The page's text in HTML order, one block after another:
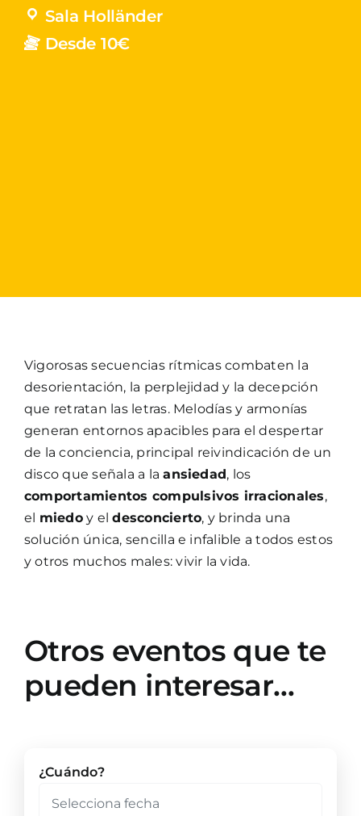
Sala Holländer
Desde 10€
Vigorosas secuencias rítmicas combaten la
desorientación, la perplejidad y la decepción
que retratan las letras. Melodías y armonías
generan entornos apacibles para el despertar
de la conciencia, principal reivindicación de un
disco que señala a laansiedad, los
comportamientos compulsivos irracionales,
el miedoy eldesconcierto, y brinda una
solución única, sencilla e infalible a todos estos
y otros muchos males: vivir la vida.
Otros eventos que te
pueden interesar…
¿Cuándo?